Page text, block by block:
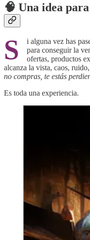
🧠 Una idea
S
i alguna vez has
para conseguir la
ofertas, productos
alcanza la vista, caos,
no compras, te estás
Es toda una experiencia.